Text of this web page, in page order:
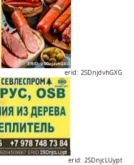
erid: 2SDnjdvhGXG